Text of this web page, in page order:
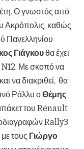
Ο γνωστός από
Ακρόπολις, καθώς
Πανελληνίου
Γιάγκουθα έχει
Με σκοπό να
να διακριθεί, θα
Ράλλυ οΘέμης
του Renault
Rally3
τους Γιώργο